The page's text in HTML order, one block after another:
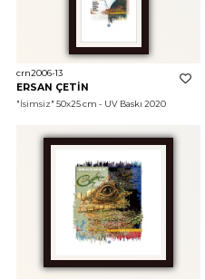
crn2006-13
ERSAN ÇETİN
"İsimsiz" 50x25 cm - UV Baskı 2020